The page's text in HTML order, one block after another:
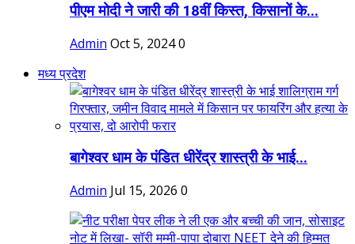
पीएम मोदी ने जारी की 18वीं किस्त, किसानों के...
Admin Oct 5, 20240
मध्य प्रदेश
बागेश्वर धाम के पंडित धीरेंद्र शास्त्री के भाई...
Admin Jul 15, 2026 0